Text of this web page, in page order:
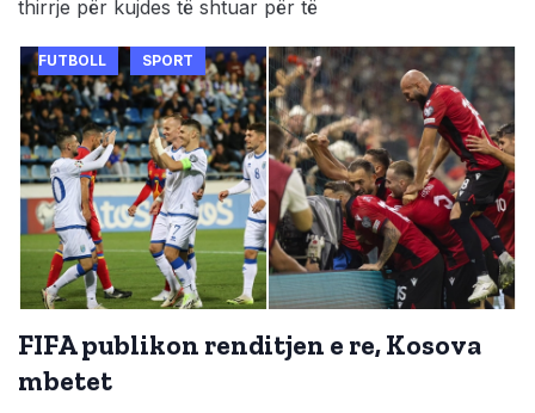
thirrje për kujdes të shtuar për të
FUTBOLL SPORT
FIFA publikon renditjen e re, Kosova
mbetet